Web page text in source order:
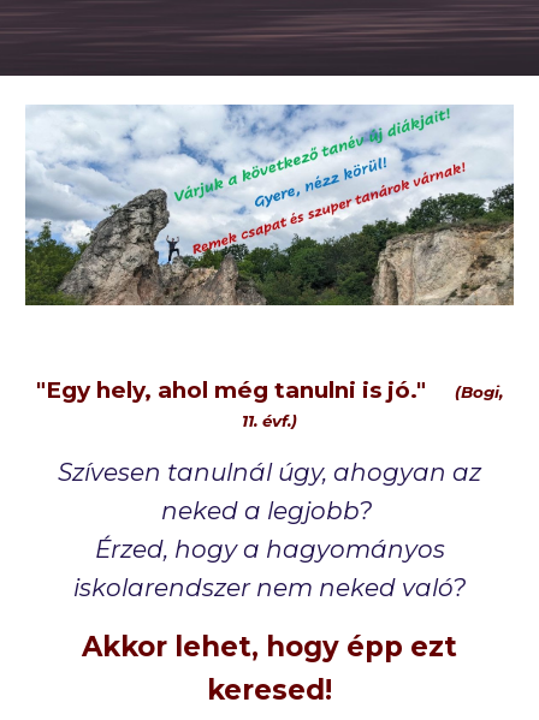
"Egy hely, ahol még tanulni is jó." (Bogi,
11. évf.)
Szívesen tanulnál úgy, ahogyan az
neked a legjobb?
Érzed, hogy a hagyományos
iskolarendszer nem neked való?
Akkor lehet, hogy épp ezt
keresed!